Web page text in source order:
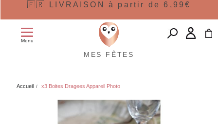
🇫🇷 LIVRAISON à partir de 6,99€
Menu
MES FÊTES
Accueil x3 Boites Dragees Appareil Photo